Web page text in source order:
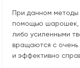
При данном методы
помощью шарошек,
либо усиленными
вращаются с очень
и эффективно